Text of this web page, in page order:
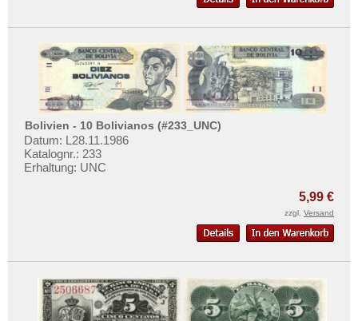
Schweden
Schweiz
Serbien
Slowakei
Slowenien
Spanien
Spitzbergen
Tschechoslowakei
Türkei
Ukraine
AGB
Impressum
Bolivien - 10 Bolivianos (#233_UNC)
Datum: L28.11.1986
Katalognr.: 233
Erhaltung: UNC
5,99 €
zzgl. Versand